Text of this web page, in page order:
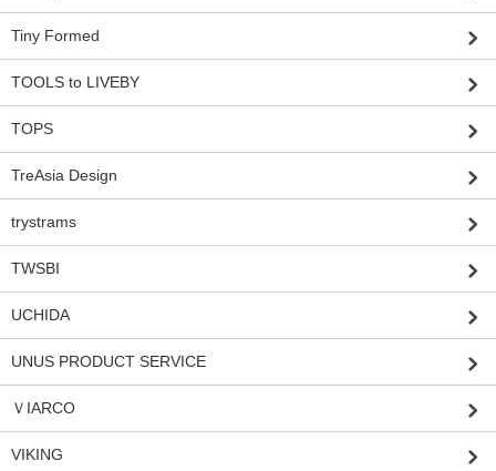
Tiny Formed
TOOLS to LIVEBY
TOPS
TreAsia Design
trystrams
TWSBI
UCHIDA
UNUS PRODUCT SERVICE
ＶIARCO
VIKING